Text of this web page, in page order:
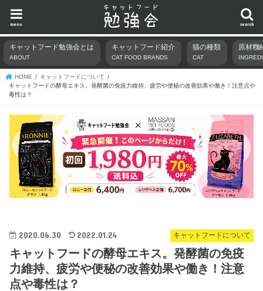
search
menu
キャットフード勉強会とは
ABOUT
キャットフード紹介
CAT FOOD BRANDS
猫の種類
CAT
原材料
HOME
キャットフードについて
キャットフードの酵母エキス。発酵菌の免疫力維持、疲労や便秘の改善効果や働き！注意点や
毒性は？
キャットフードについて
2020.06.30 2022.01.24
キャットフードの酵母エキス。発酵菌の免疫
力維持、疲労や便秘の改善効果や働き！注意
点や毒性は？